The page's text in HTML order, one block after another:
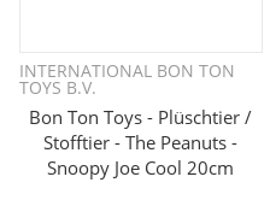
INTERNATIONAL BON TON
TOYS B.V.
Bon Ton Toys - Plüschtier /
Stofftier - The Peanuts -
Snoopy Joe Cool 20cm